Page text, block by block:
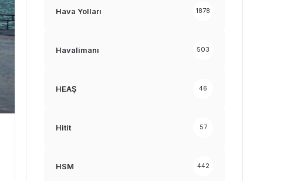
Hava Yolları 1878
Havalimanı 503
HEAŞ 46
Hitit 57
HSM 442